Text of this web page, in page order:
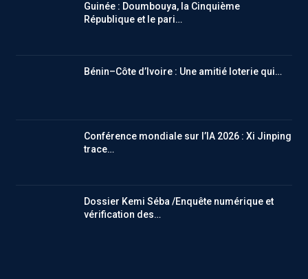
Guinée : Doumbouya, la Cinquième
République et le pari…
Bénin–Côte d’Ivoire : Une amitié loterie qui…
Conférence mondiale sur l’IA 2026 : Xi Jinping
trace…
Dossier Kemi Séba /Enquête numérique et
vérification des…